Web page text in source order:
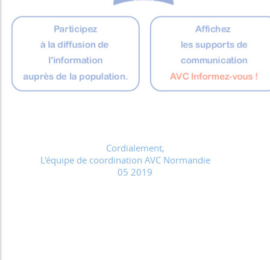
Cordialement,
L'équipe de coordination AVC Normandie
05 2019